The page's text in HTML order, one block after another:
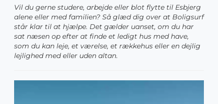
Vil du gerne studere, arbejde eller blot flytte til Esbjerg
alene eller med familien? Så glæd dig over at Boligsurf
står klar til at hjælpe. Det gælder uanset, om du har
sat næsen op efter at finde et ledigt hus med have,
som du kan leje, et værelse, et rækkehus eller en dejlig
lejlighed med eller uden altan.